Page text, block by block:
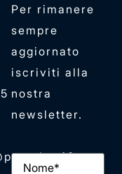
Per rimanere
sempre
aggiornato
iscriviti alla
nostra
newsletter.
Nome